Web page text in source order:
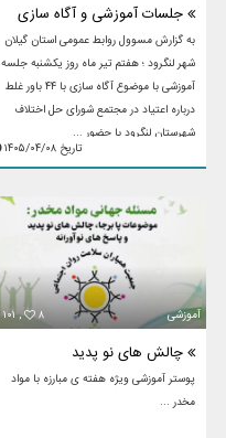
جلسات آموزشی و آگاه سازی
به گزارش مسوول روابط عمومی استان گیلان
شهر لنگرود ؛ هفتم تیر ماه روز یکشنبه جلسه
آموزشی با موضوع آگاه سازی با ۴۴ باور غلط
درباره اعتیاد در مجتمع شورای حل اختلاف
شهرستان لنگرود با حضور ...
تاریخ ۱۴۰۵/۰۴/۰۸
۱۰۱ , ۸ آموزشی
چالش های نو پدید
پوستر آموزشی ویژه هفته ی مبارزه با مواد
مخدر ...